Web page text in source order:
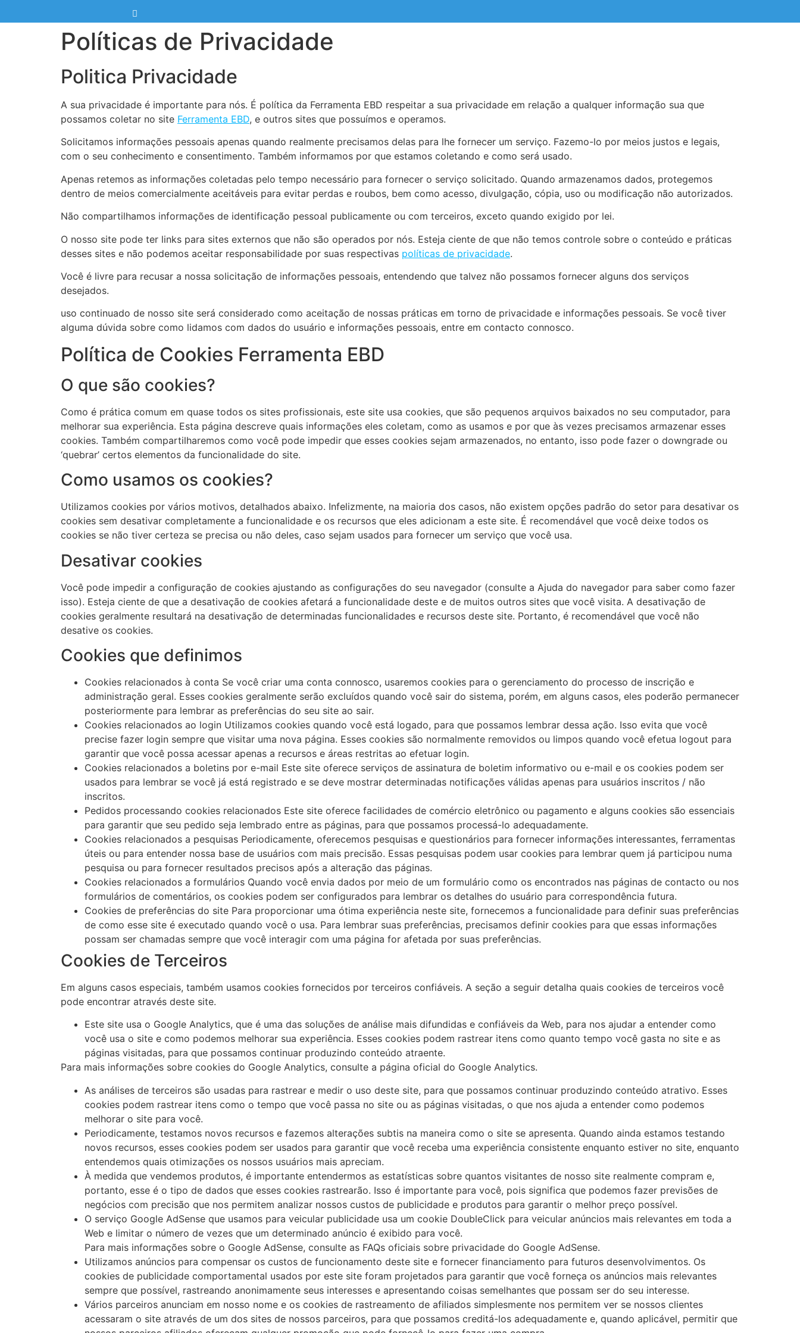
Políticas de Privacidade
Politica Privacidade
A sua privacidade é importante para nós. É política da Ferramenta EBD respeitar a sua privacidade em relação a qualquer informação sua que
possamos coletar no site Ferramenta EBD, e outros sites que possuímos e operamos.
Solicitamos informações pessoais apenas quando realmente precisamos delas para lhe fornecer um serviço. Fazemo-lo por meios justos e legais,
com o seu conhecimento e consentimento. Também informamos por que estamos coletando e como será usado.
Apenas retemos as informações coletadas pelo tempo necessário para fornecer o serviço solicitado. Quando armazenamos dados, protegemos
dentro de meios comercialmente aceitáveis ​​para evitar perdas e roubos, bem como acesso, divulgação, cópia, uso ou modificação não autorizados.
Não compartilhamos informações de identificação pessoal publicamente ou com terceiros, exceto quando exigido por lei.
O nosso site pode ter links para sites externos que não são operados por nós. Esteja ciente de que não temos controle sobre o conteúdo e práticas
desses sites e não podemos aceitar responsabilidade por suas respectivas políticas de privacidade.
Você é livre para recusar a nossa solicitação de informações pessoais, entendendo que talvez não possamos fornecer alguns dos serviços
desejados.
uso continuado de nosso site será considerado como aceitação de nossas práticas em torno de privacidade e informações pessoais. Se você tiver
alguma dúvida sobre como lidamos com dados do usuário e informações pessoais, entre em contacto connosco.
Política de Cookies Ferramenta EBD
O que são cookies?
Como é prática comum em quase todos os sites profissionais, este site usa cookies, que são pequenos arquivos baixados no seu computador, para
melhorar sua experiência. Esta página descreve quais informações eles coletam, como as usamos e por que às vezes precisamos armazenar esses
cookies. Também compartilharemos como você pode impedir que esses cookies sejam armazenados, no entanto, isso pode fazer o downgrade ou
‘quebrar’ certos elementos da funcionalidade do site.
Como usamos os cookies?
Utilizamos cookies por vários motivos, detalhados abaixo. Infelizmente, na maioria dos casos, não existem opções padrão do setor para desativar os
cookies sem desativar completamente a funcionalidade e os recursos que eles adicionam a este site. É recomendável que você deixe todos os
cookies se não tiver certeza se precisa ou não deles, caso sejam usados ​​para fornecer um serviço que você usa.
Desativar cookies
Você pode impedir a configuração de cookies ajustando as configurações do seu navegador (consulte a Ajuda do navegador para saber como fazer
isso). Esteja ciente de que a desativação de cookies afetará a funcionalidade deste e de muitos outros sites que você visita. A desativação de
cookies geralmente resultará na desativação de determinadas funcionalidades e recursos deste site. Portanto, é recomendável que você não
desative os cookies.
Cookies que definimos
Cookies relacionados à conta Se você criar uma conta connosco, usaremos cookies para o gerenciamento do processo de inscrição e
administração geral. Esses cookies geralmente serão excluídos quando você sair do sistema, porém, em alguns casos, eles poderão permanecer
posteriormente para lembrar as preferências do seu site ao sair.
Cookies relacionados ao login Utilizamos cookies quando você está logado, para que possamos lembrar dessa ação. Isso evita que você
precise fazer login sempre que visitar uma nova página. Esses cookies são normalmente removidos ou limpos quando você efetua logout para
garantir que você possa acessar apenas a recursos e áreas restritas ao efetuar login.
Cookies relacionados a boletins por e-mail Este site oferece serviços de assinatura de boletim informativo ou e-mail e os cookies podem ser
usados ​​para lembrar se você já está registrado e se deve mostrar determinadas notificações válidas apenas para usuários inscritos / não
inscritos.
Pedidos processando cookies relacionados Este site oferece facilidades de comércio eletrônico ou pagamento e alguns cookies são essenciais
para garantir que seu pedido seja lembrado entre as páginas, para que possamos processá-lo adequadamente.
Cookies relacionados a pesquisas Periodicamente, oferecemos pesquisas e questionários para fornecer informações interessantes, ferramentas
úteis ou para entender nossa base de usuários com mais precisão. Essas pesquisas podem usar cookies para lembrar quem já participou numa
pesquisa ou para fornecer resultados precisos após a alteração das páginas.
Cookies relacionados a formulários Quando você envia dados por meio de um formulário como os encontrados nas páginas de contacto ou nos
formulários de comentários, os cookies podem ser configurados para lembrar os detalhes do usuário para correspondência futura.
Cookies de preferências do site Para proporcionar uma ótima experiência neste site, fornecemos a funcionalidade para definir suas preferências
de como esse site é executado quando você o usa. Para lembrar suas preferências, precisamos definir cookies para que essas informações
possam ser chamadas sempre que você interagir com uma página for afetada por suas preferências.
Cookies de Terceiros
Em alguns casos especiais, também usamos cookies fornecidos por terceiros confiáveis. A seção a seguir detalha quais cookies de terceiros você
pode encontrar através deste site.
Este site usa o Google Analytics, que é uma das soluções de análise mais difundidas e confiáveis ​​da Web, para nos ajudar a entender como
você usa o site e como podemos melhorar sua experiência. Esses cookies podem rastrear itens como quanto tempo você gasta no site e as
páginas visitadas, para que possamos continuar produzindo conteúdo atraente.
Para mais informações sobre cookies do Google Analytics, consulte a página oficial do Google Analytics.
As análises de terceiros são usadas para rastrear e medir o uso deste site, para que possamos continuar produzindo conteúdo atrativo. Esses
cookies podem rastrear itens como o tempo que você passa no site ou as páginas visitadas, o que nos ajuda a entender como podemos
melhorar o site para você.
Periodicamente, testamos novos recursos e fazemos alterações subtis na maneira como o site se apresenta. Quando ainda estamos testando
novos recursos, esses cookies podem ser usados ​​para garantir que você receba uma experiência consistente enquanto estiver no site, enquanto
entendemos quais otimizações os nossos usuários mais apreciam.
À medida que vendemos produtos, é importante entendermos as estatísticas sobre quantos visitantes de nosso site realmente compram e,
portanto, esse é o tipo de dados que esses cookies rastrearão. Isso é importante para você, pois significa que podemos fazer previsões de
negócios com precisão que nos permitem analizar nossos custos de publicidade e produtos para garantir o melhor preço possível.
O serviço Google AdSense que usamos para veicular publicidade usa um cookie DoubleClick para veicular anúncios mais relevantes em toda a
Web e limitar o número de vezes que um determinado anúncio é exibido para você.
Para mais informações sobre o Google AdSense, consulte as FAQs oficiais sobre privacidade do Google AdSense.
Utilizamos anúncios para compensar os custos de funcionamento deste site e fornecer financiamento para futuros desenvolvimentos. Os
cookies de publicidade comportamental usados ​​por este site foram projetados para garantir que você forneça os anúncios mais relevantes
sempre que possível, rastreando anonimamente seus interesses e apresentando coisas semelhantes que possam ser do seu interesse.
Vários parceiros anunciam em nosso nome e os cookies de rastreamento de afiliados simplesmente nos permitem ver se nossos clientes
acessaram o site através de um dos sites de nossos parceiros, para que possamos creditá-los adequadamente e, quando aplicável, permitir que